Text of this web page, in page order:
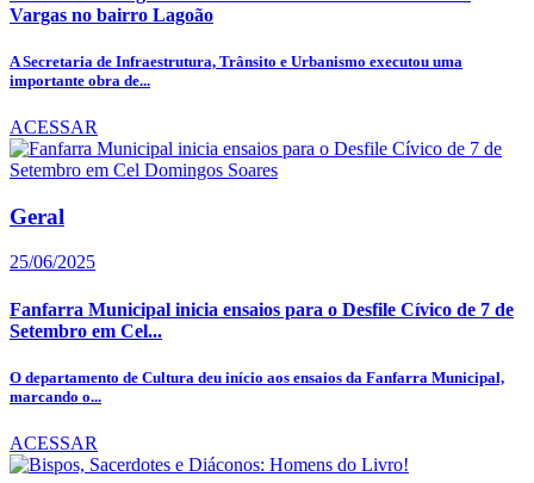
Vargas no bairro Lagoão
A Secretaria de Infraestrutura, Trânsito e Urbanismo executou uma
importante obra de...
ACESSAR
Geral
25/06/2025
Fanfarra Municipal inicia ensaios para o Desfile Cívico de 7 de
Setembro em Cel...
O departamento de Cultura deu início aos ensaios da Fanfarra Municipal,
marcando o...
ACESSAR